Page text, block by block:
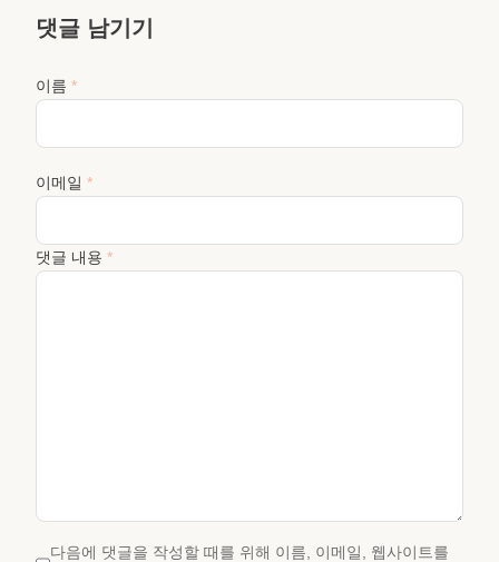
댓글 남기기
이름 *
이메일 *
댓글 내용 *
다음에 댓글을 작성할 때를 위해 이름, 이메일, 웹사이트를